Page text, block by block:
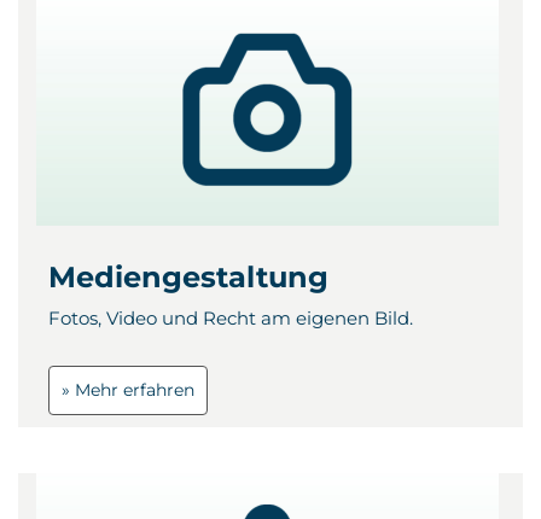
Mediengestaltung
Fotos, Video und Recht am eigenen Bild.
» Mehr erfahren